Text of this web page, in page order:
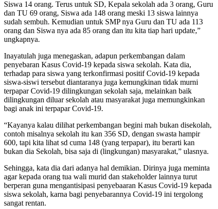
Siswa 14 orang. Terus untuk SD, Kepala sekolah ada 3 orang, Guru
dan TU 69 orang, Siswa ada 148 orang meski 13 siswa lainnya
sudah sembuh. Kemudian untuk SMP nya Guru dan TU ada 113
orang dan Siswa nya ada 85 orang dan itu kita tiap hari update,”
ungkapnya.
Inayatulah juga menegaskan, adapun perkembangan dalam
penyebaran Kasus Covid-19 kepada siswa sekolah. Kata dia,
terhadap para siswa yang terkonfirmasi positif Covid-19 kepada
siswa-siswi tersebut diantaranya juga kemungkinan tidak murni
terpapar Covid-19 dilingkungan sekolah saja, melainkan baik
dilingkungan diluar sekolah atau masyarakat juga memungkinkan
bagi anak ini terpapar Covid-19.
“Kayanya kalau dilihat perkembangan begini mah bukan disekolah,
contoh misalnya sekolah itu kan 356 SD, dengan swasta hampir
600, tapi kita lihat sd cuma 148 (yang terpapar), itu berarti kan
bukan dia Sekolah, bisa saja di (lingkungan) masyarakat,” ulasnya.
Sehingga, kata dia dari adanya hal demikian. Dirinya juga meminta
agar kepada orang tua wali murid dan stakeholder lainnya turut
berperan guna mengantisipasi penyebaaran Kasus Covid-19 kepada
siswa sekolah, karna bagi penyebarannya Covid-19 ini tergolong
sangat rentan.